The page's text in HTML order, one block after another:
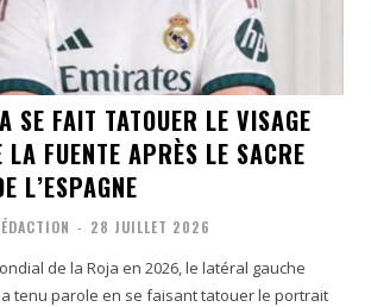
SE FAIT TATOUER LE VISAGE
LA FUENTE APRÈS LE SACRE
L’ESPAGNE
- 28 JUILLET 2026
de la Roja en 2026, le latéral gauche
tenu parole en se faisant tatouer le portrait